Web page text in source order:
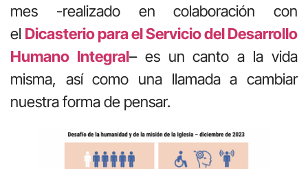
mes -realizado en colaboración con
el Dicasterio para el Servicio del Desarrollo
Humano Integral– es un canto a la vida
misma, así como una llamada a cambiar
nuestra forma de pensar.